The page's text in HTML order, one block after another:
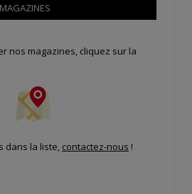
nos magazines, cliquez sur la
dans la liste, contactez-nous !